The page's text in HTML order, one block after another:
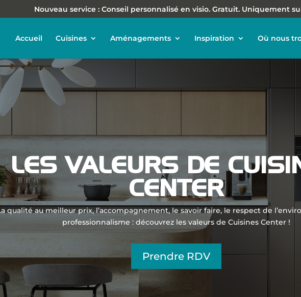
Nouveau service : Conseil personnalisé en visio. Gratuit. Uniquement
Accueil Cuisines Aménagements Inspiration Où nous
LES VALEURS DE
CENTER
qualité au meilleur prix, l’accompagnement, le savoir faire, le respect de
professionnalisme : découvrez les valeurs de Cuisines Center !
Prendre RDV